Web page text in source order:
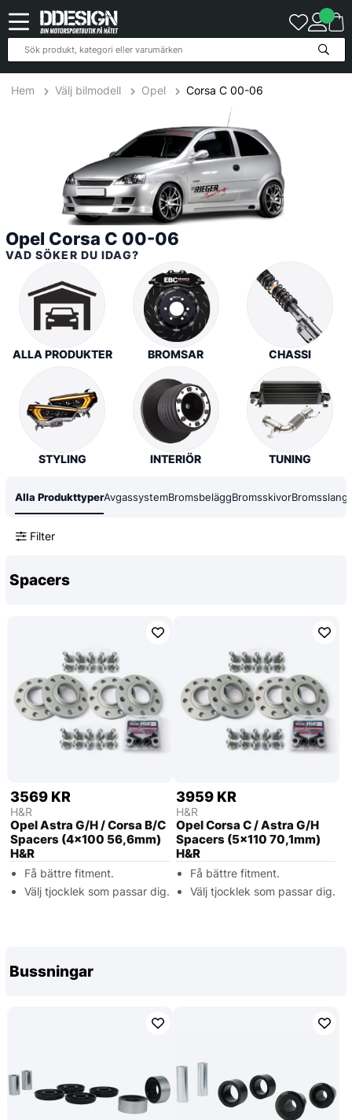
Hem Välj bilmodell Opel Corsa C 00-06
Opel Corsa C 00-06
VAD SÖKER DU IDAG?
ALLA PRODUKTER BROMSAR CHASSI
STYLING INTERIÖR TUNING
Alla ProdukttyperAvgassystemBromsbeläggBromsskivor
Filter
70 Produkter
Spacers
3569 KR
H&R
Opel Astra G/H / Corsa B/C
Spacers (4x100 56,6mm)
H&R
Få bättre fitment.
Välj tjocklek som passar dig.
3959 KR
H&R
Opel Corsa C / Astra G/H
Spacers (5x110 70,1mm)
H&R
Få bättre fitment.
Välj tjocklek som passar dig.
Bussningar